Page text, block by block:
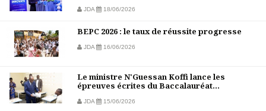
JDA 18/06/2026
BEPC 2026 : le taux de réussite progresse
JDA 16/06/2026
Le ministre N'Guessan Koffi lance les
épreuves écrites du Baccalauréat...
JDA 15/06/2026